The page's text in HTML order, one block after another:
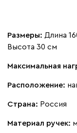
Размеры: Длина
Высота 30 см
Максимальная
Расположение:
Страна: Россия
Материал ручек: